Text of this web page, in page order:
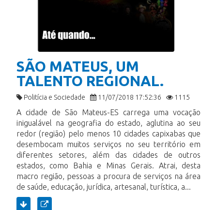
SÃO MATEUS, UM
TALENTO REGIONAL.
Politícia e Sociedade 11/07/2018 17:52:36 1115
A cidade de São Mateus-ES carrega uma vocação
inigualável na geografia do estado, aglutina ao seu
redor (região) pelo menos 10 cidades capixabas que
desembocam muitos serviços no seu território em
diferentes setores, além das cidades de outros
estados, como Bahia e Minas Gerais. Atrai, desta
macro região, pessoas a procura de serviços na área
de saúde, educação, jurídica, artesanal, turística, a...